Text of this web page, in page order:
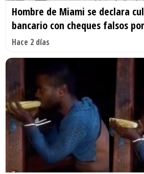
Hombre de Miami se declara
bancario con cheques falsos
Hace 2 días